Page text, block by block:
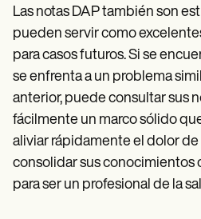
Las notas DAP también son
pueden servir como
para casos futuros. Si se
se enfrenta a un problema
anterior, puede consultar sus
fácilmente un marco sólido
aliviar rápidamente el dolor
consolidar sus conocimientos
para ser un profesional de la